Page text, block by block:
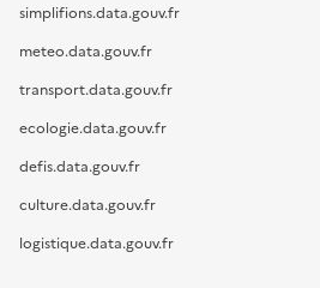
simplifions.data.gouv.fr
meteo.data.gouv.fr
transport.data.gouv.fr
ecologie.data.gouv.fr
defis.data.gouv.fr
culture.data.gouv.fr
logistique.data.gouv.fr